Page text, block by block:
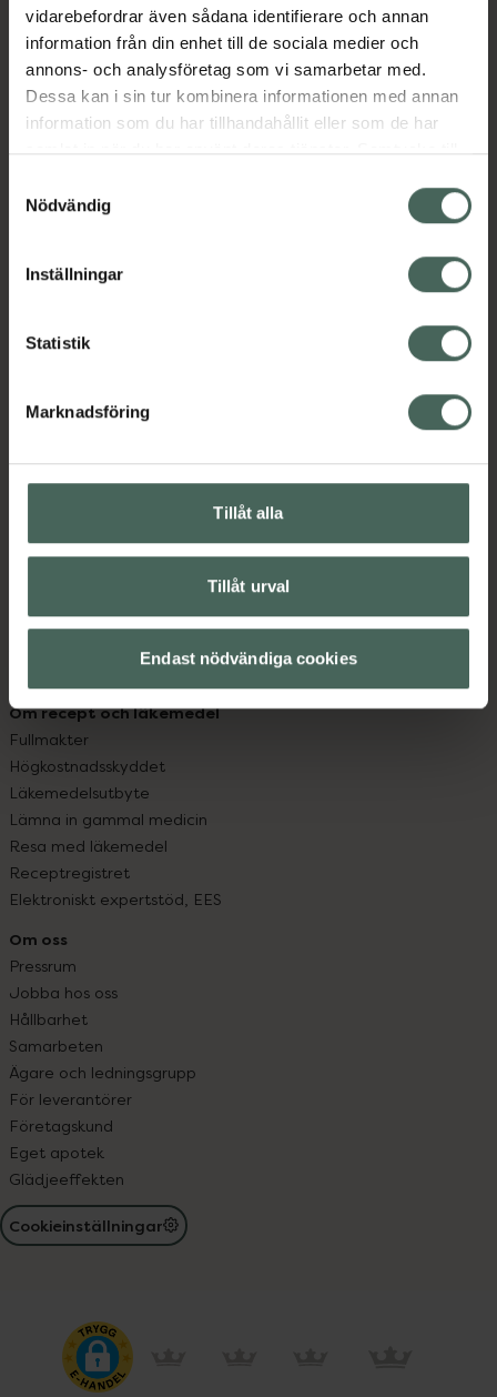
vidarebefordrar även sådana identifierare och annan
information från din enhet till de sociala medier och
annons- och analysföretag som vi samarbetar med.
Dessa kan i sin tur kombinera informationen med annan
information som du har tillhandahållit eller som de har
samlat in när du har använt deras tjänster. Samtycke till
återkalla ditt samtycke via webbplatsens
cookieinställningar. Ett återkallat samtycke påverkar inte
lagligheten av behandling som skett innan återkallelsen.
Nödvändig
Inställningar
Statistik
Marknadsföring
Tillåt alla
Tillåt urval
Endast nödvändiga cookies
Beskrivning Dölj
EAN:07350124333731
Kronans Apotek finns här för dig. Du hittar oss från Skåne i
syd till Lappland i norr, och online i mobilen och på
hjälpa just dig att må lite bättre. Välkommen att prata
Kontakta oss
Vanliga frågor
Handla tryggt
Sajtens tillgänglighet
Om recept och läkemedel
Fullmakter
Högkostnadsskyddet
Läkemedelsutbyte
Lämna in gammal medicin
Resa med läkemedel
Receptregistret
Elektroniskt expertstöd, EES
Om oss
Pressrum
Jobba hos oss
Hållbarhet
Samarbeten
Ägare och ledningsgrupp
För leverantörer
Företagskund
Eget apotek
Glädjeeffekten
Cookieinställningar